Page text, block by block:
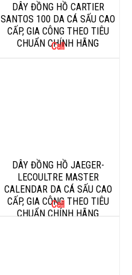
DÂY ĐỒNG HỒ CARTIER
SANTOS 100 DA CÁ SẤU CAO
CẤP, GIA CÔNG THEO TIÊU
CHUẨN CHÍNH HÃNG
Call
DÂY ĐỒNG HỒ JAEGER-
LECOULTRE MASTER
CALENDAR DA CÁ SẤU CAO
CẤP, GIA CÔNG THEO TIÊU
CHUẨN CHÍNH HÃNG
Call